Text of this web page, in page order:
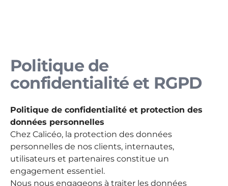
Politique de
confidentialité et RGPD
Politique de confidentialité et protection des
données personnelles
Chez Calicéo, la protection des données
personnelles de nos clients, internautes,
utilisateurs et partenaires constitue un
engagement essentiel.
Nous nous engageons à traiter les données